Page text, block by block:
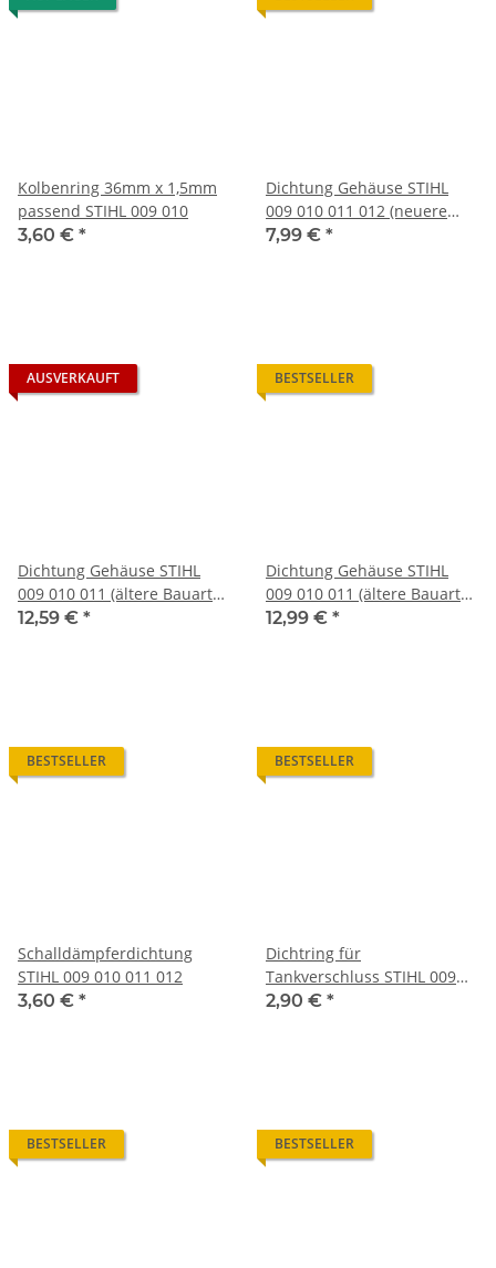
Kolbenring 36mm x 1,5mm
passend STIHL 009 010
3,60 € *
Dichtung Gehäuse STIHL
009 010 011 012 (neuere
Bauart)
7,99 € *
AUSVERKAUFT
Dichtung Gehäuse STIHL
009 010 011 (ältere Bauart
V1)
12,59 € *
BESTSELLER
Dichtung Gehäuse STIHL
009 010 011 (ältere Bauart
V2)
12,99 € *
BESTSELLER
Schalldämpferdichtung
STIHL 009 010 011 012
3,60 € *
BESTSELLER
Dichtring für
Tankverschluss STIHL 009
010 011 012 neuere Version
2,90 € *
BESTSELLER BESTSELLER